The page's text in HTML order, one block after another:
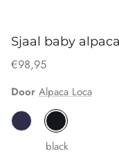
Sjaal baby
€98,95
Door Alpaca Loca
black